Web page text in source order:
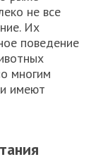
не все
Их
поведение
многим
имеют